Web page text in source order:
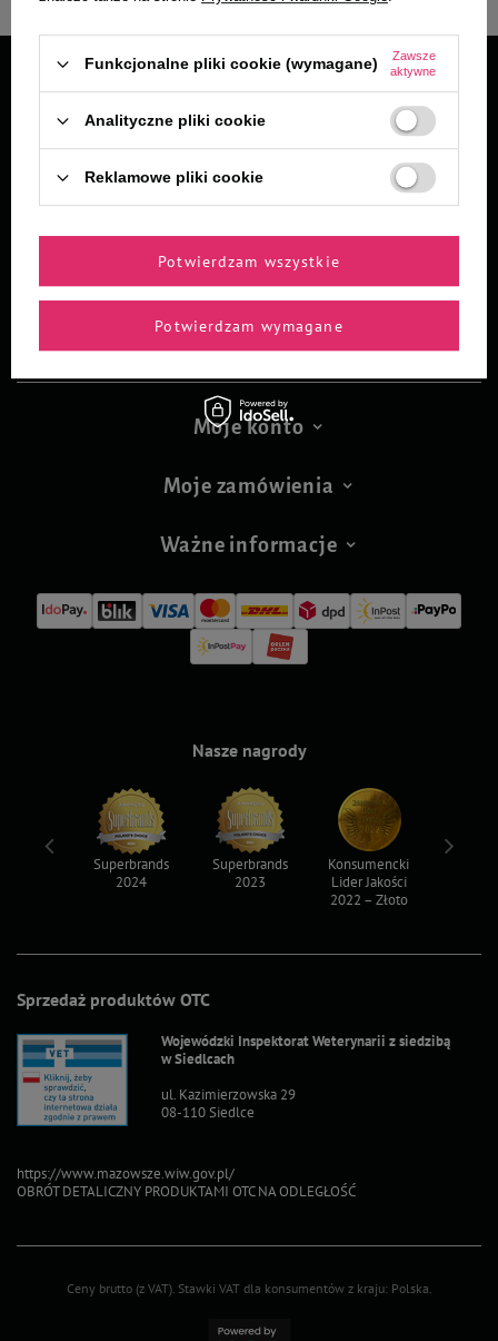
Kontakt
+ 48 607 551 111
Obserwuj nas:
Moje konto
Moje zamówienia
Ważne informacje
Sprzedaż produktów OTC
Wojewódzki Inspektorat Weterynarii z siedzibą
w Siedlcach
ul. Kazimierzowska 29
08-110 Siedlce
https://www.mazowsze.wiw.gov.pl/
OBRÓT DETALICZNY PRODUKTAMI OTC NA ODLEGŁOŚĆ
Nasze nagrody
Superbrands
2024
Superbrands
2023
Konsumencki
Lider Jakości
2022 – Złoto
Ceny brutto (z VAT). Stawki VAT dla konsumentów z kraju: Polska
Funkcjonalne pliki cookie (wymagane)
Zawsze
aktywne
Analityczne pliki cookie
Reklamowe pliki cookie
Potwierdzam wymagane
Potwierdzam wszystkie